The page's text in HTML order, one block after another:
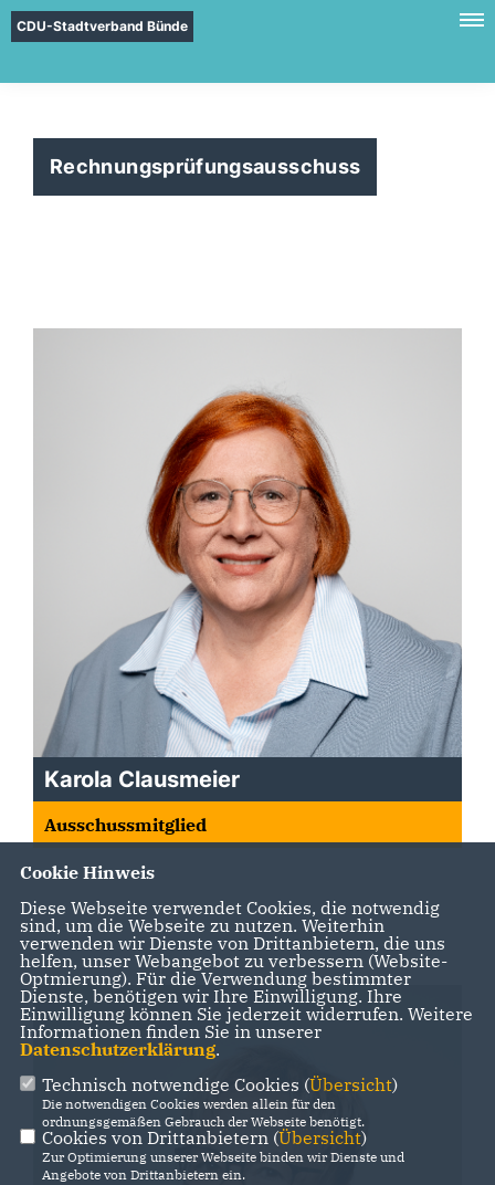
CDU-Stadtverband Bünde
Rechnungsprüfungsausschuss
Karola Clausmeier
Ausschussmitglied
Cookie Hinweis
Diese Webseite verwendet Cookies, die notwendig
sind, um die Webseite zu nutzen. Weiterhin
verwenden wir Dienste von Drittanbietern, die uns
helfen, unser Webangebot zu verbessern (Website-
Optmierung). Für die Verwendung bestimmter
Dienste, benötigen wir Ihre Einwilligung. Ihre
Einwilligung können Sie jederzeit widerrufen. Weitere
Informationen finden Sie in unserer
Datenschutzerklärung.
Technisch notwendige Cookies (Übersicht)
Die notwendigen Cookies werden allein für den
ordnungsgemäßen Gebrauch der Webseite benötigt.
Cookies von Drittanbietern (Übersicht)
Zur Optimierung unserer Webseite binden wir Dienste und
Angebote von Drittanbietern ein.